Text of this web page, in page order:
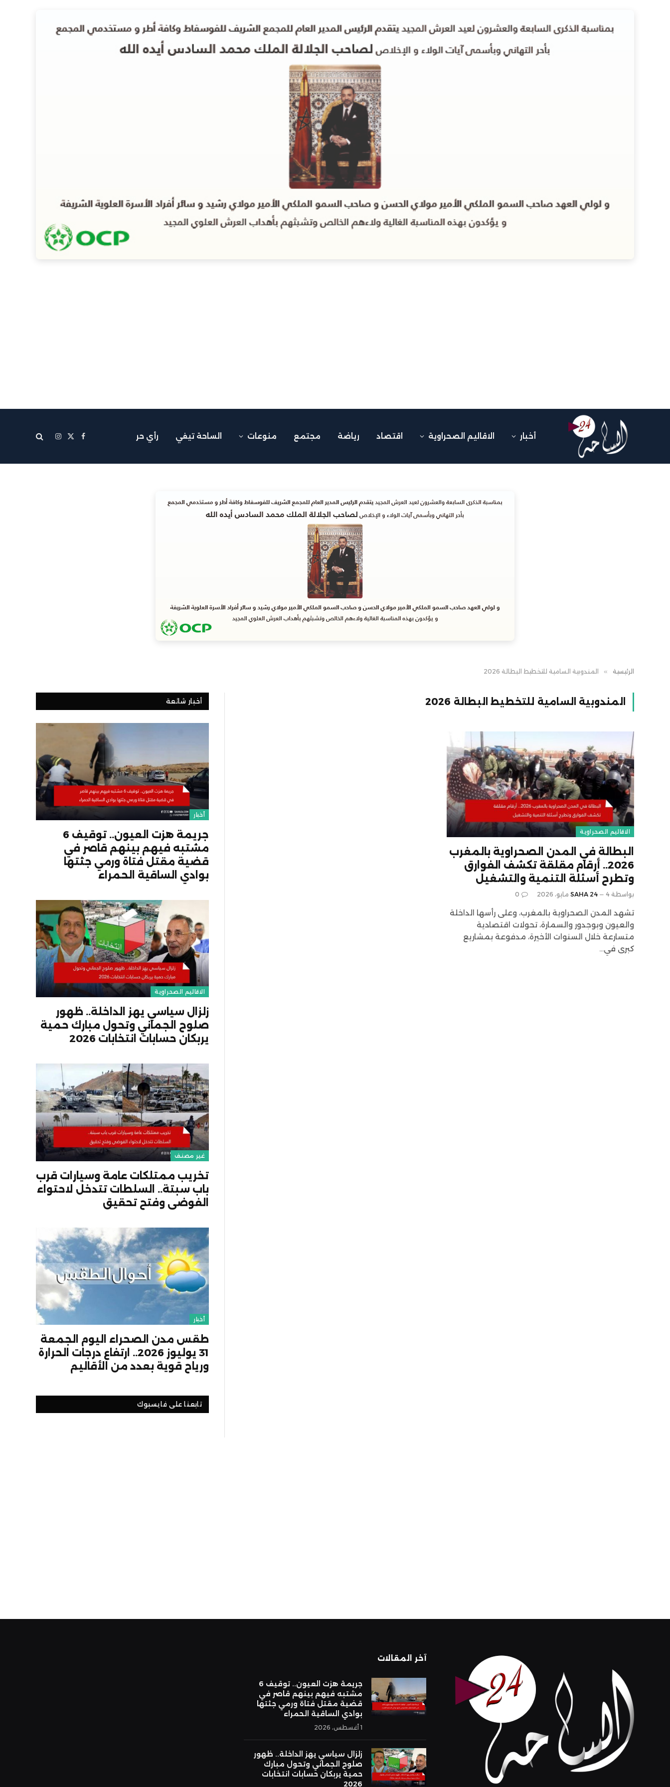
أخبار الاقاليم الصحراوية اقتصاد رياضة مجتمع منوعات الساحة تيفي رأي حر فيسبوك
X
الانستغرام
الرئيسية » المندوبية السامية للتخطيط البطالة 2026
المندوبية السامية للتخطيط البطالة 2026
الاقاليم الصحراوية
البطالة في المدن الصحراوية بالمغرب
2026.. أرقام مقلقة تكشف الفوارق
وتطرح أسئلة التنمية والتشغيل
بواسطة SAHA 24 4 مايو، 2026 0
تشهد المدن الصحراوية بالمغرب، وعلى رأسها الداخلة
والعيون وبوجدور والسمارة، تحولات اقتصادية
متسارعة خلال السنوات الأخيرة، مدفوعة بمشاريع
كبرى في…
أخبار شائعة
أخبار
جريمة هزت العيون.. توقيف 6
مشتبه فيهم بينهم قاصر في
قضية مقتل فتاة ورمي جثتها
بوادي الساقية الحمراء
الاقاليم الصحراوية
زلزال سياسي يهز الداخلة.. ظهور
صلوح الجماني وتحول مبارك حمية
يربكان حسابات انتخابات 2026
غير مصنف
تخريب ممتلكات عامة وسيارات قرب
باب سبتة.. السلطات تتدخل لاحتواء
الفوضى وفتح تحقيق
أخبار
طقس مدن الصحراء اليوم الجمعة
31 يوليوز 2026.. ارتفاع درجات الحرارة
ورياح قوية بعدد من الأقاليم
تابعنا على فايسبوك
آخر المقالات
جريمة هزت العيون.. توقيف 6
مشتبه فيهم بينهم قاصر في
قضية مقتل فتاة ورمي جثتها
بوادي الساقية الحمراء
1 أغسطس، 2026
زلزال سياسي يهز الداخلة.. ظهور
صلوح الجماني وتحول مبارك
حمية يربكان حسابات انتخابات
2026